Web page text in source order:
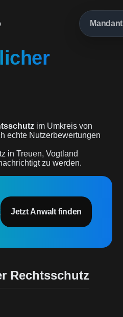
Mandant
im Umkreis von
echte Nutzerbewertungen
in Treuen, Vogtland
zu werden.
Jetzt Anwalt finden
Rechtsschutz